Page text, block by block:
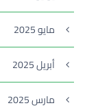
مايو 2025
أبريل 2025
مارس 2025